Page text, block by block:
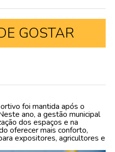
GOSTAR
foi mantida após o
ano, a gestão municipal
dos espaços e na
oferecer mais conforto,
expositores, agricultores e